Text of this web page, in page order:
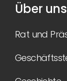
Über uns
Rat und